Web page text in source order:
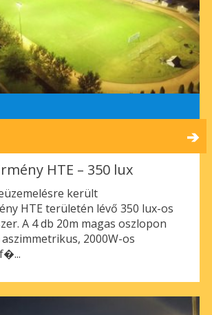
HTE – 350 lux
került
HTE területén lévő 350 lux-os
A 4 db 20m magas oszlopon
2000W-os